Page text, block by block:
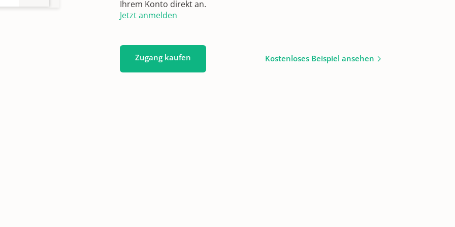
Ihrem Konto direkt an.
Jetzt anmelden
Zugang kaufen Kostenloses Beispiel ansehen